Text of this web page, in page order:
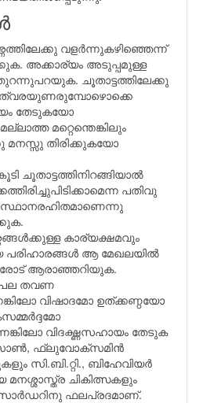
വളര്‍ന്നുകഴിഞ്ഞെന്ന്
അക്കാര്യം അടുപ്പമുള്ള
ചൂതാട്ടത്തിലേക്കു
ത്വരയുണരുമ്പോഴൊക്കെ
തേടുകയോ
മറ്റെന്തെങ്കിലും
മനസ്സു തിരിക്കുകയോ
ചൂതാട്ടത്തിനിറങ്ങിയാല്‍
പതിവു
കാര്യക്ഷമവും
ആ മേഖലയില്‍
ആരാഞ്ഞറിയുക.
പല തവണ
വിഷാദമോ ഉത്ക്കണ്ഠയോ
വിദഗ്ദ്ധസഹായം തേടുക
ഫ്ലുവോക്സമിന്‍
സി.ബി.റ്റി., ബിഹേവിയര്‍
മനശ്ശാസ്ത്ര ചികിത്സകളും
ഫലപ്രദമാണ്.